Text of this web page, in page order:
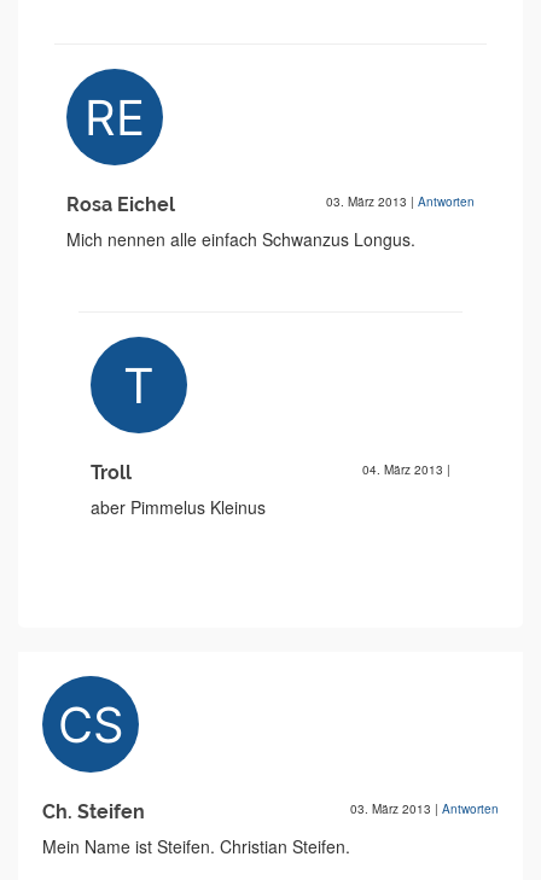
Rosa Eichel 03. März 2013 | Antworten
Mich nennen alle einfach Schwanzus Longus.
Troll 04. März 2013 |
aber Pimmelus Kleinus
Ch. Steifen 03. März 2013 | Antworten
Mein Name ist Steifen. Christian Steifen.